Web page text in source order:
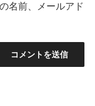
名前、メールアド